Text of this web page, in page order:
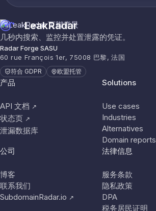
LeakRadar
几秒内搜索、监控并处置泄露的凭证。
Radar Forge SASU
60 rue François 1er, 75008 巴黎, 法国
符合 GDPR 欧盟托管
产品
API 文档 ↗
状态页 ↗
泄漏数据库
Solutions
Use cases
Industries
Alternatives
Domain reports
公司
博客
联系我们
SubdomainRadar.io ↗
法律信息
服务条款
隐私政策
DPA
税务居民证明